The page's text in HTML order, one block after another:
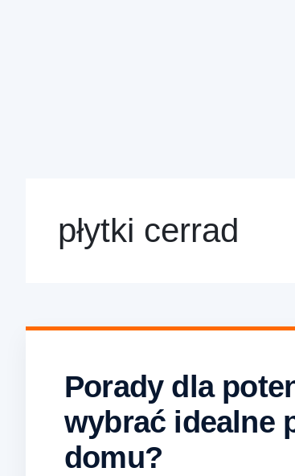
płytki cerrad
Porady dla
wybrać idealne
domu?